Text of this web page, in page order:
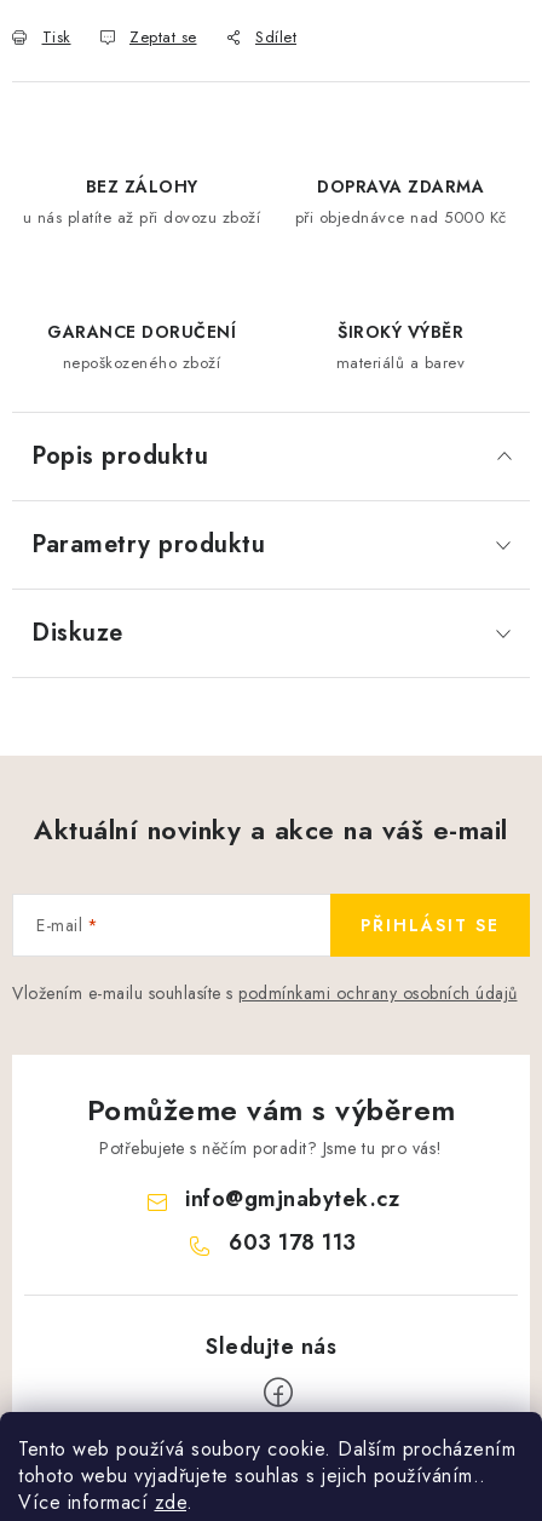
Tento web používá soubory cookie. Dalším procházením
tohoto webu vyjadřujete souhlas s jejich používáním..
Více informací zde.
Tisk Zeptat se Sdílet
BEZ ZÁLOHY
u nás platíte až při dovozu zboží
DOPRAVA ZDARMA
při objednávce nad 5000 Kč
GARANCE DORUČENÍ
nepoškozeného zboží
ŠIROKÝ VÝBĚR
materiálů a barev
Popis produktu
Parametry produktu
Diskuze
Aktuální novinky a akce na váš e-mail
E-mail
Vložením e-mailu souhlasíte s podmínkami ochrany osobních údajů
PŘIHLÁSIT SE
Pomůžeme vám s výběrem
Potřebujete s něčím poradit? Jsme tu pro vás!
info@gmjnabytek.cz
603 178 113